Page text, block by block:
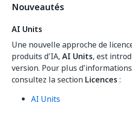
Nouveautés
AI Units
Une nouvelle approche de
produits d'IA, AI Units, est
version. Pour plus
consultez la section Licences :
AI Units